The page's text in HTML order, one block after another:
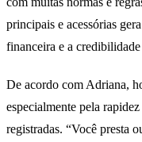
principais e acessórias
financeira e a
De acordo com Adriana,
especialmente pela
registradas. “Você presta